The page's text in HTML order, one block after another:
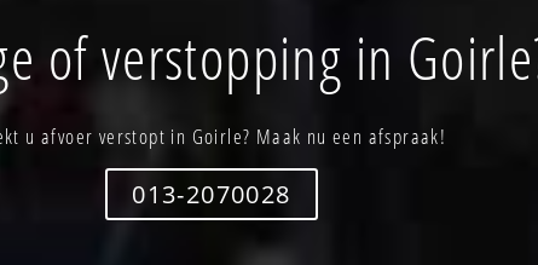
of verstopping in
u afvoer verstopt in Goirle? Maak nu een afspraak!
013-2070028